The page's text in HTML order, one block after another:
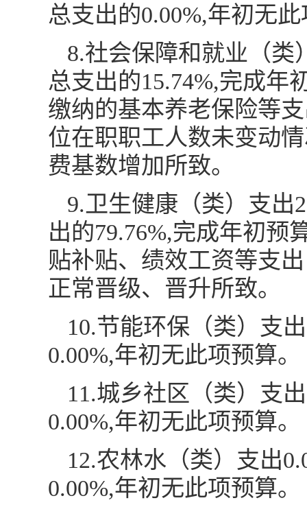
总支出的0.00%,年初无
8.社会保障和就业（类
总支出的15.74%,完成年
缴纳的基本养老保险等
位在职职工人数未变动
费基数增加所致。
9.卫生健康（类）支出
出的79.76%,完成年初预
贴补贴、绩效工资等支
正常晋级、晋升所致。
10.节能环保（类）支
0.00%,年初无此项预算。
11.城乡社区（类）支
0.00%,年初无此项预算。
12.农林水（类）支出
0.00%,年初无此项预算。